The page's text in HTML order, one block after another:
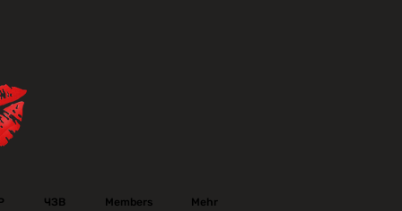
ЧЗВ Members Mehr